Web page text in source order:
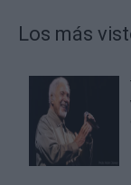
Los más